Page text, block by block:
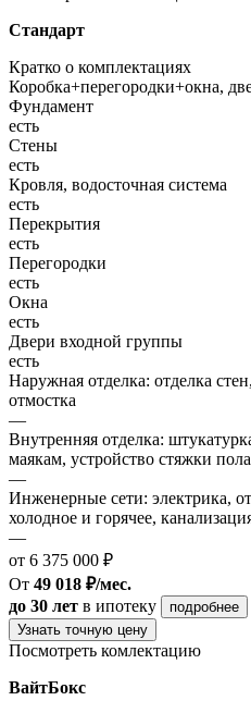
Стандарт
Кратко о комплектациях
Коробка+перегородки+окна,
Фундамент
есть
Стены
есть
Кровля, водосточная система
есть
Перекрытия
есть
Перегородки
есть
Окна
есть
Двери входной группы
есть
Наружная отделка: отделка
отмостка
—
Внутренняя отделка:
маякам, устройство стяжки пола
—
Инженерные сети: электрика,
холодное и горячее,
—
от 6 375 000 ₽
От 49 018 ₽/мес.
до 30 лет в ипотеку
подробнее
Узнать точную цену
Посмотреть комлектацию
ВайтБокс